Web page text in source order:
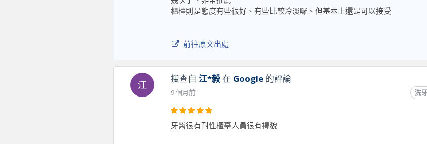
櫃檯則是態度有些很好、有些比較冷淡囉、但基本上還是可以接受
前往原文出處
江
搜查自 江*毅在 Google的評論
9 個月前 洗
牙醫很有耐性櫃臺人員很有禮貌